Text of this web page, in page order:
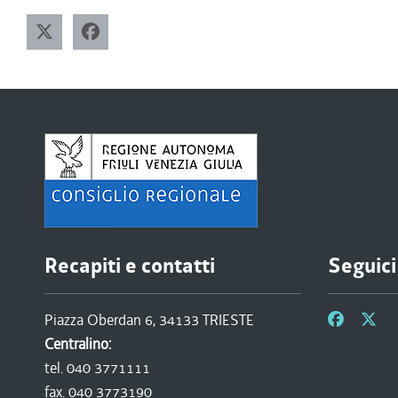
Recapiti e contatti
Piazza Oberdan 6, 34133 TRIESTE
Centralino:
tel. 040 3771111
fax. 040 3773190